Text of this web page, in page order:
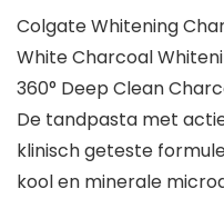
Colgate Whitening
White Charcoal
360° Deep Clean
De tandpasta met
klinisch geteste
kool en minerale